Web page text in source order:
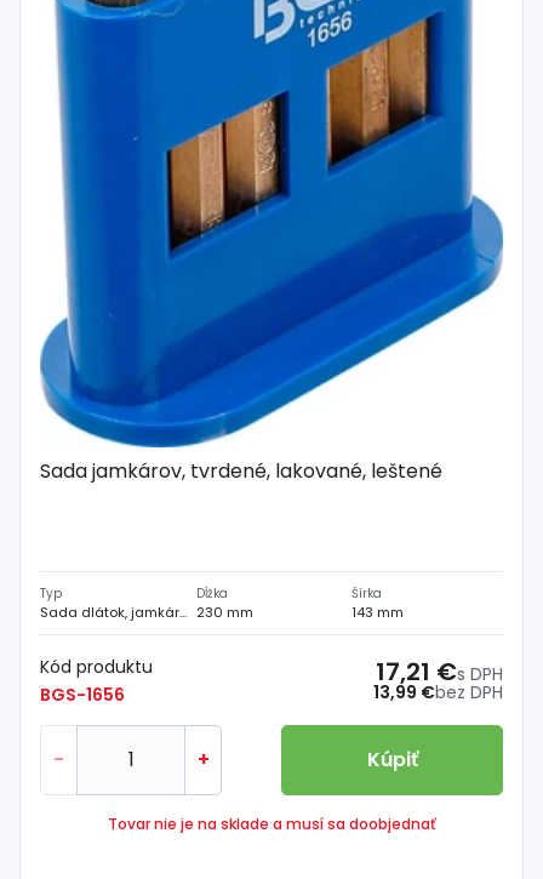
Sada jamkárov, tvrdené, lakované, leštené
Typ
Sada dlátok, jamkárov a vyrážačov
Dĺžka
230 mm
Šírka
143 mm
Kód produktu
BGS-1656
13,99 €bez DPH
17,21 €s DPH
- + Kúpiť
Tovar nie je na sklade a musí sa doobjednať